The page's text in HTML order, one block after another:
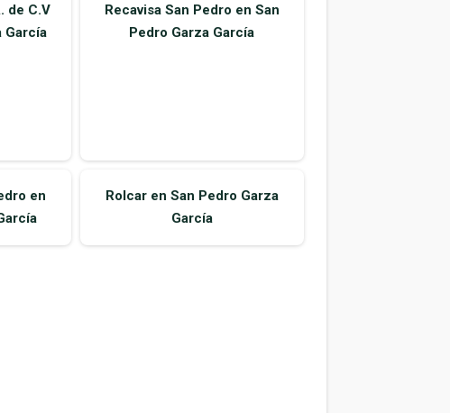
de C.V
García
Recavisa San Pedro en San
Pedro Garza García
en
Rolcar en San Pedro Garza
García